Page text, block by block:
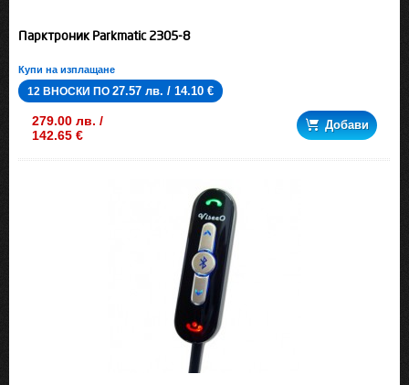
Парктроник Parkmatic 2305-8
Купи на изплащане
12 ВНОСКИ ПО 27.57 лв. / 14.10 €
279.00 лв. /
142.65 €
Добави